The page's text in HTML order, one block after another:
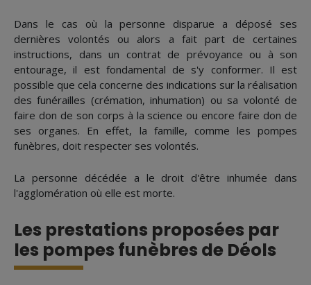
Dans le cas où la personne disparue a déposé ses
dernières volontés ou alors a fait part de certaines
instructions, dans un contrat de prévoyance ou à son
entourage, il est fondamental de s'y conformer. Il est
possible que cela concerne des indications sur la réalisation
des funérailles (crémation, inhumation) ou sa volonté de
faire don de son corps à la science ou encore faire don de
ses organes. En effet, la famille, comme les pompes
funèbres, doit respecter ses volontés.
La personne décédée a le droit d'être inhumée dans
l'agglomération où elle est morte.
Les prestations proposées par
les pompes funèbres de Déols